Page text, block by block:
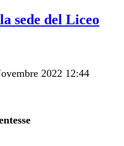
sede del Liceo
2022 12:44